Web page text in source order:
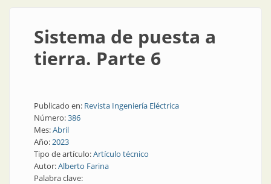
Sistema de puesta a
tierra. Parte 6
Publicado en: Revista Ingeniería Eléctrica
Número:386
Mes:Abril
Año:2023
Tipo de artículo:Artículo técnico
Autor:Alberto Farina
Palabra clave: